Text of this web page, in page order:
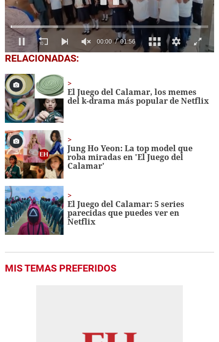
0
seconds
1
minute,
56
seconds
RELACIONADAS:
El Juego del Calamar, los memes
del k-drama más popular de Netflix
Jung Ho Yeon: La top model que
roba miradas en 'El Juego del
Calamar'
El Juego del Calamar: 5 series
parecidas que puedes ver en
Netflix
MIS TEMAS PREFERIDOS